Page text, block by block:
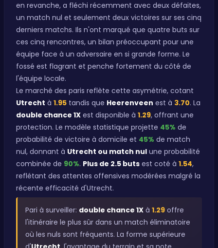
en revanche, a fléchi récemment avec deux défaites,
un match nul et seulement deux victoires sur ses cinq
derniers matchs. Ils n'ont marqué que quatre buts sur
ces cinq rencontres, un bilan préoccupant pour une
équipe face à un adversaire en si grande forme. Le
fossé est flagrant et penche fortement du côté de
l'équipe locale.
Le marché des paris reflète cette asymétrie, cotant
Utrecht à 1.95 tandis que Heerenveen est à 3.70. La
double chance 1X est disponible à 1.29, offrant une
protection. Le modèle statistique projette 45% de
probabilité de victoire à domicile et 45% de match
nul, donnant à Utrecht ou match nul une probabilité
combinée de 90%. Plus de 2.5 buts est coté à 1.54,
reflétant des attentes offensives modérées malgré la
récente efficacité d'Utrecht.
Pari à surveiller: double chance 1X à 1.29 offre
l'itinéraire le plus sûr dans un match éliminatoire
où les nuls sont fréquents. La forme supérieure